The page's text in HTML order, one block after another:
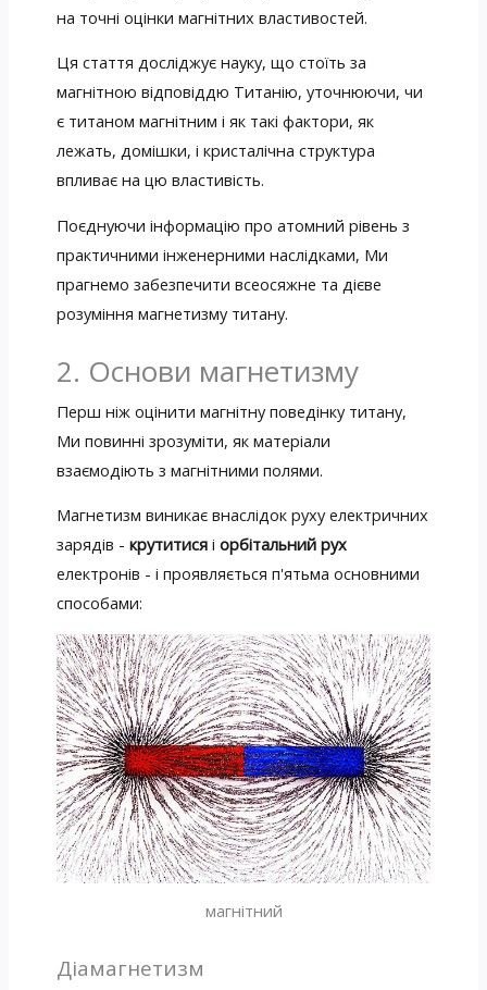
на точні оцінки магнітних властивостей.
Ця стаття досліджує науку, що стоїть за
магнітною відповіддю Титанію, уточнюючи, чи
є титаном магнітним і як такі фактори, як
лежать, домішки, і кристалічна структура
впливає на цю властивість.
Поєднуючи інформацію про атомний рівень з
практичними інженерними наслідками, Ми
прагнемо забезпечити всеосяжне та дієве
розуміння магнетизму титану.
2. Основи магнетизму
Перш ніж оцінити магнітну поведінку титану,
Ми повинні зрозуміти, як матеріали
взаємодіють з магнітними полями.
Магнетизм виникає внаслідок руху електричних
зарядів - крутитисяі орбітальний рух
електронів - і проявляється п'ятьма основними
способами:
магнітний
Діамагнетизм